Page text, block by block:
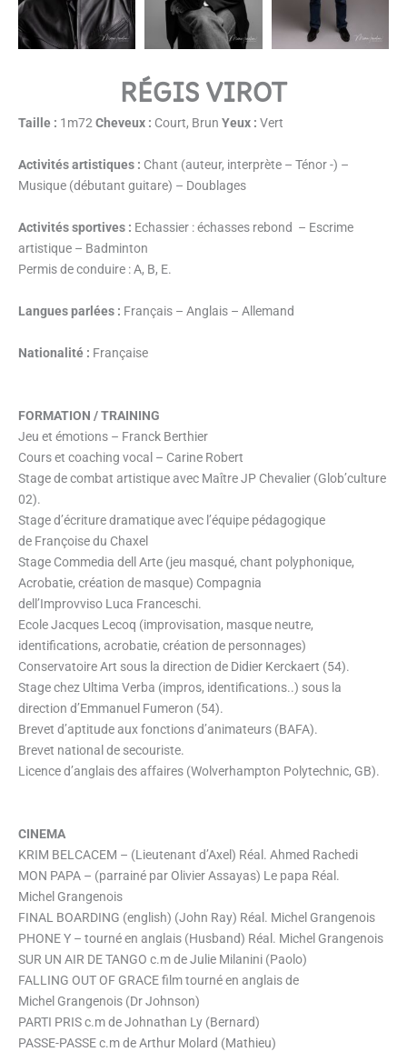
RÉGIS VIROT
Taille : 1m72Cheveux : Court, Brun Yeux : Vert
Activités artistiques : Chant (auteur, interprète – Ténor -) –
Musique (débutant guitare) – Doublages
Activités sportives : Echassier : échasses rebond – Escrime
artistique – Badminton
Permis de conduire : A, B, E.
Langues parlées : Français – Anglais – Allemand
Nationalité : Française
FORMATION / TRAINING
Jeu et émotions – Franck Berthier
Cours et coaching vocal – Carine Robert
Stage de combat artistique avec Maître JP Chevalier (Glob’culture
02).
Stage d’écriture dramatique avec l’équipe pédagogique
de Françoise du Chaxel
Stage Commedia dell Arte (jeu masqué, chant polyphonique,
Acrobatie, création de masque) Compagnia
dell’Improvviso Luca Franceschi.
Ecole Jacques Lecoq (improvisation, masque neutre,
identifications, acrobatie, création de personnages)
Conservatoire Art sous la direction de Didier Kerckaert (54).
Stage chez Ultima Verba (impros, identifications..) sous la
direction d’Emmanuel Fumeron (54).
Brevet d’aptitude aux fonctions d’animateurs (BAFA).
Brevet national de secouriste.
Licence d’anglais des affaires (Wolverhampton Polytechnic, GB).
CINEMA
KRIM BELCACEM – (Lieutenant d’Axel) Réal. Ahmed Rachedi
MON PAPA – (parrainé par Olivier Assayas) Le papa Réal.
Michel Grangenois
FINAL BOARDING (english) (John Ray) Réal. Michel Grangenois
PHONE Y – tourné en anglais (Husband) Réal. Michel Grangenois
SUR UN AIR DE TANGO c.m de Julie Milanini (Paolo)
FALLING OUT OF GRACE film tourné en anglais de
Michel Grangenois (Dr Johnson)
PARTI PRIS c.m de Johnathan Ly (Bernard)
PASSE-PASSE c.m de Arthur Molard (Mathieu)